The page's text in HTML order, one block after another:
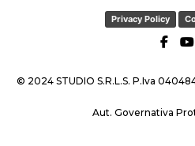
Privacy Policy
© 2024 STUDIO S.R.L.S. P.Iva
Aut. Governativa